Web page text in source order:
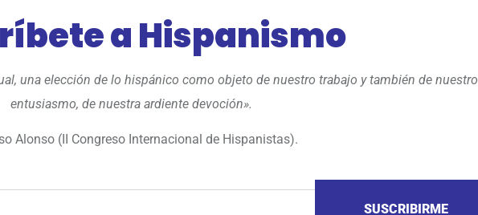
a Hispanismo
una elección de lo hispánico como objeto de nuestro trabajo y también de nuestro
entusiasmo, de nuestra ardiente devoción».
Alonso (II Congreso Internacional de Hispanistas).
SUSCRIBIRME